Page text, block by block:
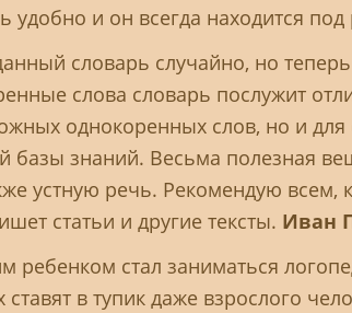
удобно и он всегда находится
словарь случайно, но
слова словарь послужит
однокоренных слов, но и
базы знаний. Весьма полезная
устную речь. Рекомендую всем,
статьи и другие тексты. Иван
ребенком стал заниматься
в тупик даже взрослого